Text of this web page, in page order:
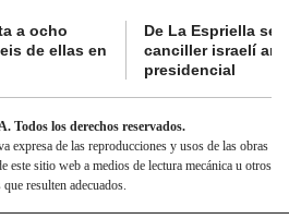
a ocho
de ellas en
De La Espriella se
canciller israelí
presidencial
Todos los derechos reservados.
expresa de las reproducciones y usos de las obras
este sitio web a medios de lectura mecánica u otros
que resulten adecuados.